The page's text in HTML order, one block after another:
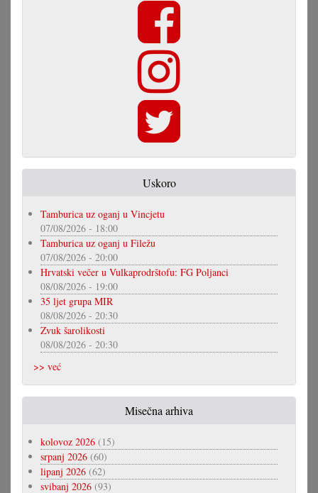
Uskoro
Tamburica uz oganj u Vincjetu
07/08/2026 - 18:00
Tamburica uz oganj u Filežu
07/08/2026 - 20:00
Hrvatski večer u Vulkaprodrštofu: FG Poljanci
08/08/2026 - 19:00
35 ljet grupa MIR
08/08/2026 - 20:30
Zvuk šarolikosti
08/08/2026 - 20:30
>> već
Misečna arhiva
kolovoz 2026 (15)
srpanj 2026 (60)
lipanj 2026 (62)
svibanj 2026 (93)